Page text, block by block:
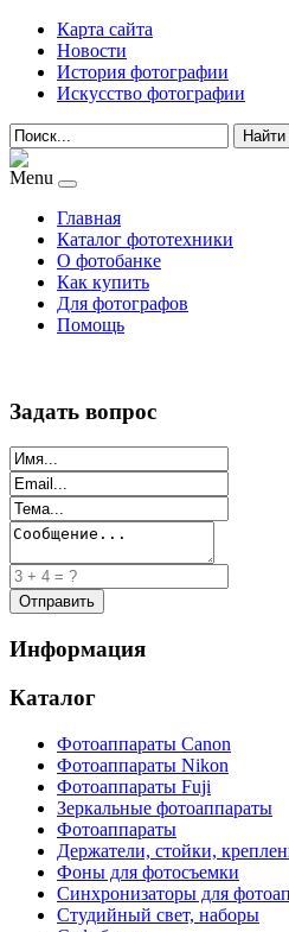
Карта сайта
Новости
История фотографии
Искусство фотографии
Найти
Menu
Главная
Каталог фототехники
О фотобанке
Как купить
Для фотографов
Помощь
Задать вопрос
Информация
Каталог
Фотоаппараты Canon
Фотоаппараты Nikon
Фотоаппараты Fuji
Зеркальные фотоаппараты
Фотоаппараты
Держатели, стойки,
Фоны для фотосъемки
Синхронизаторы для
Студийный свет, наборы